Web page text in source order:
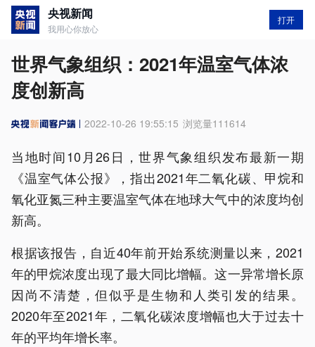
央视新闻
我用心你放心
打开
世界气象组织：2021年温室气体浓
度创新高
2022-10-26 19:55:15 浏览量111614
当地时间10月26日，世界气象组织发布最新一期
《温室气体公报》，指出2021年二氧化碳、甲烷和
氧化亚氮三种主要温室气体在地球大气中的浓度均创
新高。
根据该报告，自近40年前开始系统测量以来，2021
年的甲烷浓度出现了最大同比增幅。这一异常增长原
因尚不清楚，但似乎是生物和人类引发的结果。
2020年至2021年，二氧化碳浓度增幅也大于过去十
年的平均年增长率。